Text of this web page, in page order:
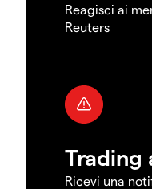
Reagisci ai
Reuters
Trading
Ricevi una